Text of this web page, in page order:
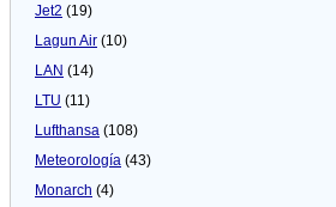
Jet2 (19)
Lagun Air (10)
LAN (14)
LTU (11)
Lufthansa (108)
Meteorologí­a (43)
Monarch (4)